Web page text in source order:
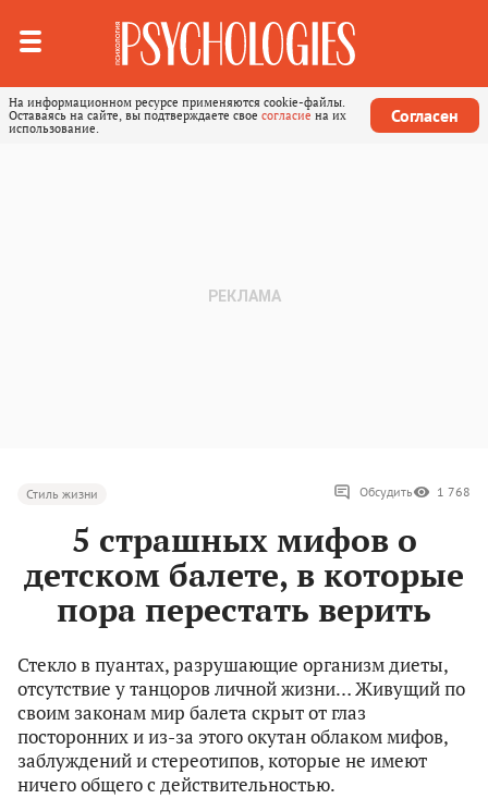
На информационном ресурсе применяются cookie-файлы.
Оставаясь на сайте, вы подтверждаете свое согласие на их
использование.
Согласен
Стиль жизни Обсудить 1 768
5 страшных мифов о
детском балете, в которые
пора перестать верить
Стекло в пуантах, разрушающие организм диеты,
отсутствие у танцоров личной жизни… Живущий по
своим законам мир балета скрыт от глаз
посторонних и из-за этого окутан облаком мифов,
заблуждений и стереотипов, которые не имеют
ничего общего с действительностью.